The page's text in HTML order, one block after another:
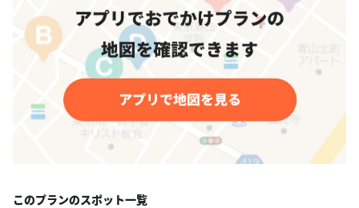
このプランのスポット一覧